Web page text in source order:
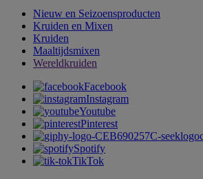
Nieuw en Seizoensproducten
Kruiden en Mixen
Kruiden
Maaltijdsmixen
Wereldkruiden
Facebook
Instagram
Youtube
Pinterest
Spotify
TikTok